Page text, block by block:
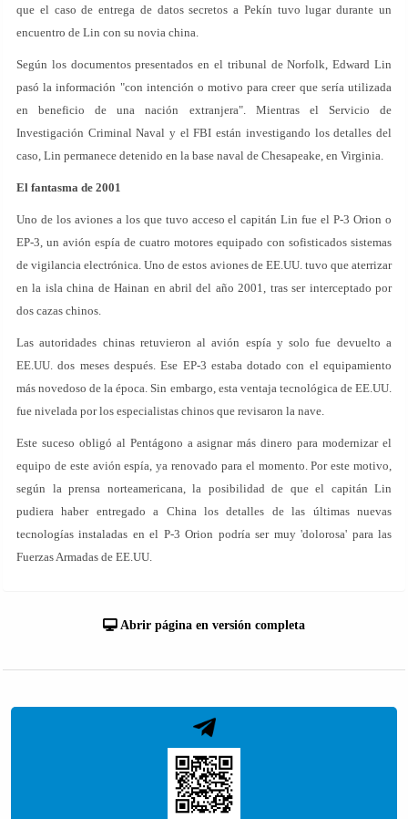
que el caso de entrega de datos secretos a Pekín tuvo lugar durante un
encuentro de Lin con su novia china.
Según los documentos presentados en el tribunal de Norfolk, Edward Lin
pasó la información "con intención o motivo para creer que sería utilizada
en beneficio de una nación extranjera". Mientras el Servicio de
Investigación Criminal Naval y el FBI están investigando los detalles del
caso, Lin permanece detenido en la base naval de Chesapeake, en Virginia.
El fantasma de 2001
Uno de los aviones a los que tuvo acceso el capitán Lin fue el P-3 Orion o
EP-3, un avión espía de cuatro motores equipado con sofisticados sistemas
de vigilancia electrónica. Uno de estos aviones de EE.UU. tuvo que aterrizar
en la isla china de Hainan en abril del año 2001, tras ser interceptado por
dos cazas chinos.
Las autoridades chinas retuvieron al avión espía y solo fue devuelto a
EE.UU. dos meses después. Ese EP-3 estaba dotado con el equipamiento
más novedoso de la época. Sin embargo, esta ventaja tecnológica de EE.UU.
fue nivelada por los especialistas chinos que revisaron la nave.
Este suceso obligó al Pentágono a asignar más dinero para modernizar el
equipo de este avión espía, ya renovado para el momento. Por este motivo,
según la prensa norteamericana, la posibilidad de que el capitán Lin
pudiera haber entregado a China los detalles de las últimas nuevas
tecnologías instaladas en el P-3 Orion podría ser muy 'dolorosa' para las
Fuerzas Armadas de EE.UU.
Abrir página en versión completa